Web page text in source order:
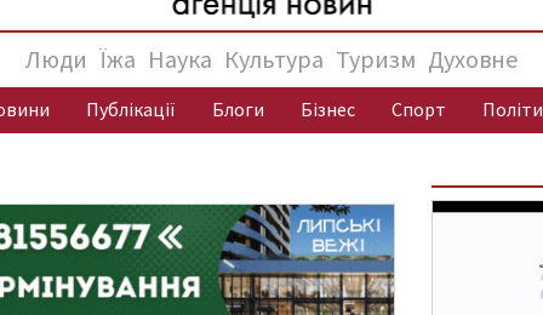
Люди Їжа Наука Культура Туризм Духовне
Публікації Блоги Бізнес Спорт